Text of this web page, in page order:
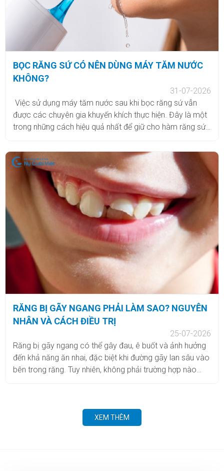
BỌC RĂNG SỨ CÓ NÊN DÙNG MÁY TĂM NƯỚC
KHÔNG?
31-07-2026
Việc sử dụng máy tăm nước sau khi bọc răng sứ vẫn
được các chuyên gia khuyến khích thực hiện. Đây là một
trong những cách hiệu quả nhất để giữ cho hàm răng sứ
nước đúng cách sẽ giúp làm sạch sâu kẽ răng, ngăn
ngừa viêm nướu, tăng tuổi thọ cho răng sứ và ngăn ngừa
hiệu quả tình trạng hôi miệng. Bên cạnh đó, tia nước của
máy tăm nước còn có tác dụng massage nướu, tăng
cường tuần hoàn máu và giúp nướu khỏe mạnh hơn.
RĂNG BỊ GÃY NGANG PHẢI LÀM SAO? NGUYÊN
NHÂN VÀ CÁCH ĐIỀU TRỊ
25-07-2026
Răng bị gãy ngang có thể gây đau, ê buốt và ảnh hưởng
đến khả năng ăn nhai, đặc biệt khi đường gãy lan sâu vào
bên trong răng. Tuy nhiên, không phải trường hợp nào
phải làm sao? Cùng Nha khoa Nụ Cười Việt tìm hiểu chi
XEM THÊM